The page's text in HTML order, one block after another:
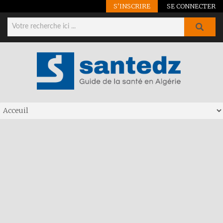
S'INSCRIRE SE CONNECTER